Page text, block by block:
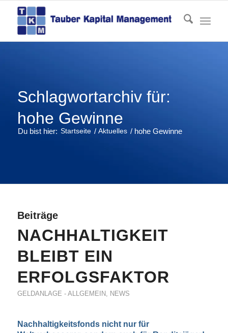
Schlagwortarchiv für:
hohe Gewinne
Du bist hier: Startseite / Aktuelles / hohe Gewinne
Beiträge
NACHHALTIGKEIT
BLEIBT EIN
ERFOLGSFAKTOR
GELDANLAGE - ALLGEMEIN, NEWS
Nachhaltigkeitsfonds nicht nur für